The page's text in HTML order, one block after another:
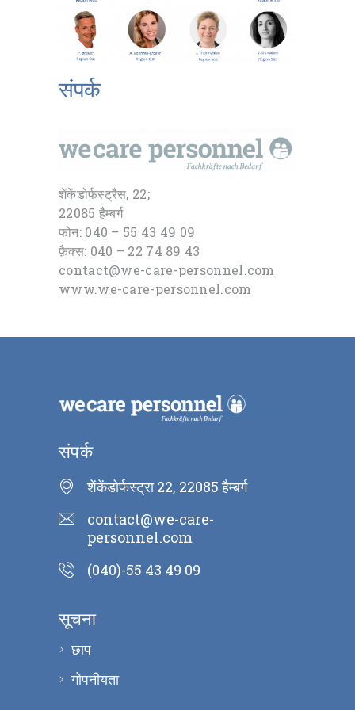
संपर्क
शेंकेंडोर्फस्ट्रैस, 22;
22085 हैम्बर्ग
फोन: 040 – 55 43 49 09
फ़ैक्स: 040 – 22 74 89 43
contact@we-care-personnel.com
www.we-care-personnel.com
संपर्क
शेंकेंडोर्फस्ट्रा 22, 22085 हैम्बर्ग
contact@we-care-
personnel.com
(040)-55 43 49 09
सूचना
छाप
गोपनीयता